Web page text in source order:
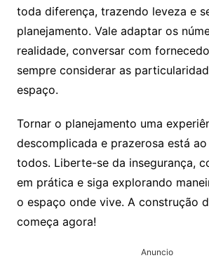
toda diferença, trazendo leveza e
planejamento. Vale adaptar os
realidade, conversar com
sempre considerar as
espaço.
Tornar o planejamento uma
descomplicada e prazerosa está
todos. Liberte-se da insegurança,
em prática e siga explorando
o espaço onde vive. A construção
começa agora!
Anuncio